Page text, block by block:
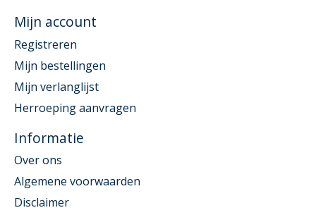
Mijn account
Registreren
Mijn bestellingen
Mijn verlanglijst
Herroeping aanvragen
Informatie
Over ons
Algemene voorwaarden
Disclaimer